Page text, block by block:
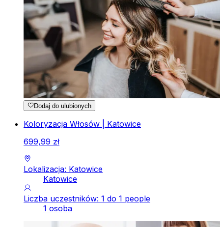
Dodaj do ulubionych
Koloryzacja Włosów | Katowice
699,99 zł
Lokalizacja: Katowice
Katowice
Liczba uczestników: 1 do 1 people
1 osoba